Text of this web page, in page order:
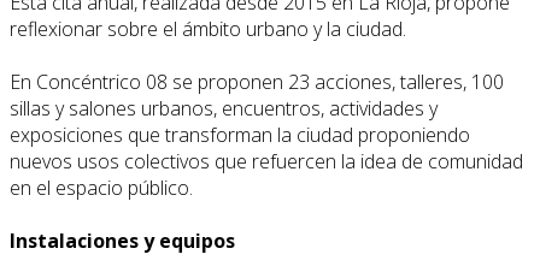
reflexionar sobre el ámbito urbano y la ciudad.
En Concéntrico 08 se proponen 23 acciones, talleres, 100
sillas y salones urbanos, encuentros, actividades y
exposiciones que transforman la ciudad proponiendo
nuevos usos colectivos que refuercen la idea de comunidad
en el espacio público.
Instalaciones y equipos